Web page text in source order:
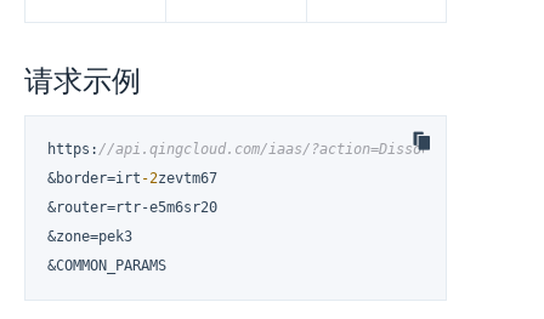
请求示例
https : //api.qingcloud.com/iaas/?action=DissociateBorder
&border=irt -2zevtm67
&router=rtr-e5m6sr20
&zone=pek3
&COMMON_PARAMS